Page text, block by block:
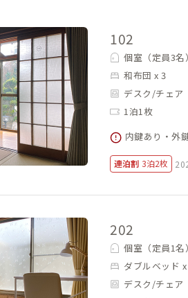
102
個室（定員3名）
和布団 x 3
デスク/チェア
1泊1枚
内鍵あり・外
連泊割 3泊2枚
202
個室（定員1名）
ダブルベッド
デスク/チェア